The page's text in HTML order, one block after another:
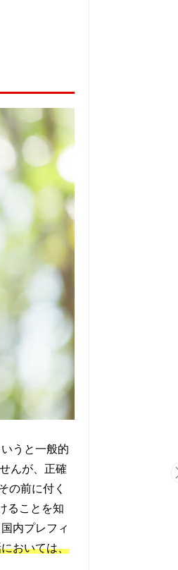
うと一般的
んが、正確
の前に付く
ることを知
内プレフィ
おいては、